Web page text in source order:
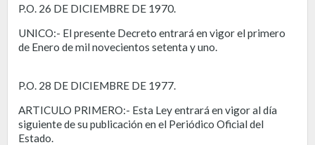
P.O. 26 DE DICIEMBRE DE 1970.
UNICO:- El presente Decreto entrará en vigor el primero
de Enero de mil novecientos setenta y uno.
P.O. 28 DE DICIEMBRE DE 1977.
ARTICULO PRIMERO:- Esta Ley entrará en vigor al día
siguiente de su publicación en el Periódico Oficial del
Estado.